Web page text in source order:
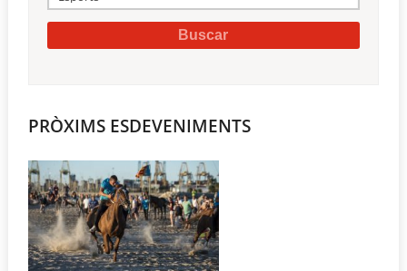
PRÒXIMS ESDEVENIMENTS